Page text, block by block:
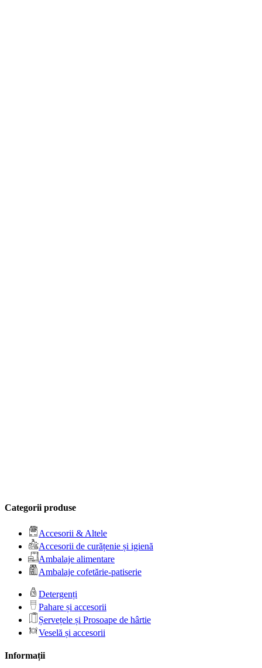
Categorii produse
Accesorii & Altele
Accesorii de curățenie și igienă
Ambalaje alimentare
Ambalaje cofetărie-patiserie
Detergenți
Pahare și accesorii
Șervețele și Prosoape de hârtie
Veselă și accesorii
Informații